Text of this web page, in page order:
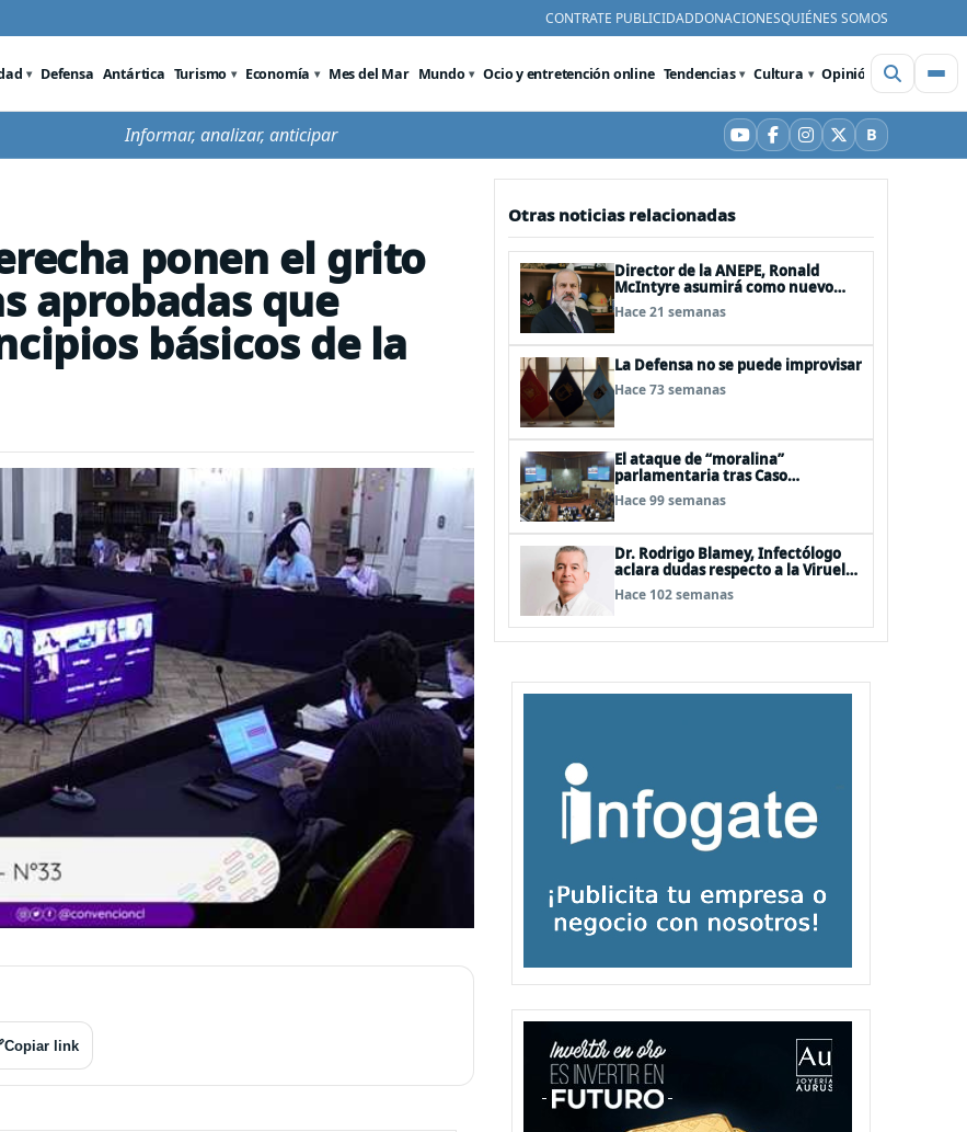
CONTRATE PUBLICIDADDONACIONESQUIÉNES SOMOS
Defensa Antártica Turismo Economía Mes del Mar Mundo Ocio y entretención online Tendencias Cultura Opinión Videos
Informar, analizar, anticipar YouTube
Facebook
Instagram
X BBluesky
ponen el grito
aprobadas que
básicos de la
Copiar link
Otras noticias relacionadas
Director de la ANEPE, Ronald
McIntyre asumirá como nuevo
director de la ANI
Hace 21 semanas
La Defensa no se puede improvisar
Hace 73 semanas
El ataque de “moralina”
parlamentaria tras Caso
Hermosilla, pero se olvidan que
son los peor evaluados
Hace 99 semanas
Dr. Rodrigo Blamey, Infectólogo
aclara dudas respecto a la Viruela
del Mono (MPOX)
Hace 102 semanas